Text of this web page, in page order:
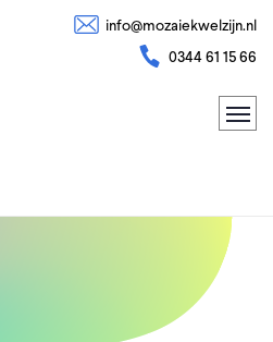
info@mozaiekwelzijn.nl
0344 61 15 66